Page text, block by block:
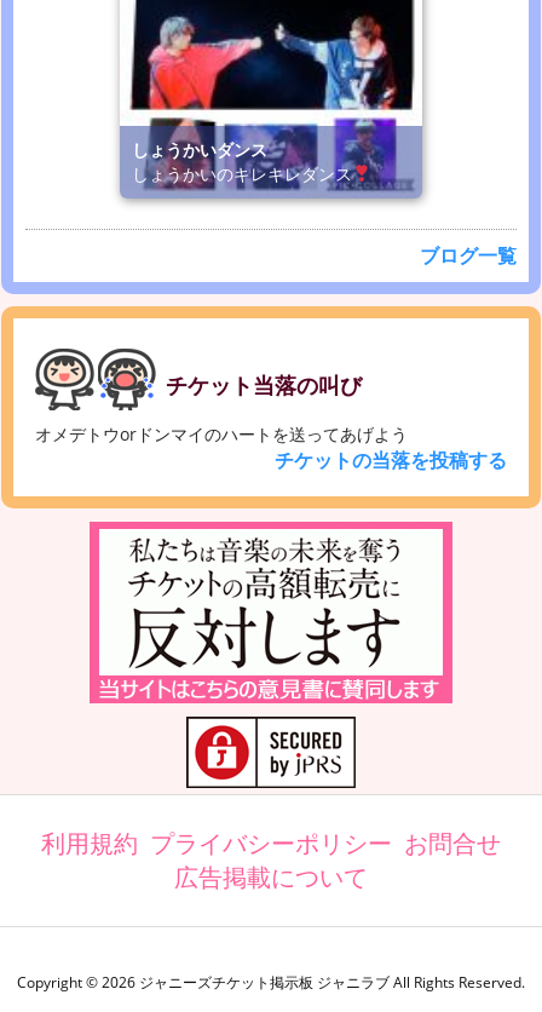
しょうかいダンス
しょうかいのキレキレダンス
ブログ一覧
チケット当落の叫び
オメデトウorドンマイのハートを送ってあげよう
チケットの当落を投稿する
利用規約 プライバシーポリシー お問合せ
広告掲載について
Copyright ©2026 ジャニーズチケット掲示板 ジャニラブAll Rights Reserved.